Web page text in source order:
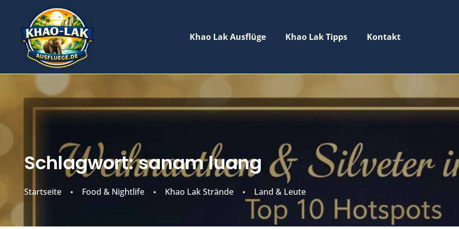
Khao Lak Ausflüge Khao Lak Tipps Kontakt
Schlagwort:sanam luang
Startseite Food & Nightlife Khao Lak Strände Land & Leute